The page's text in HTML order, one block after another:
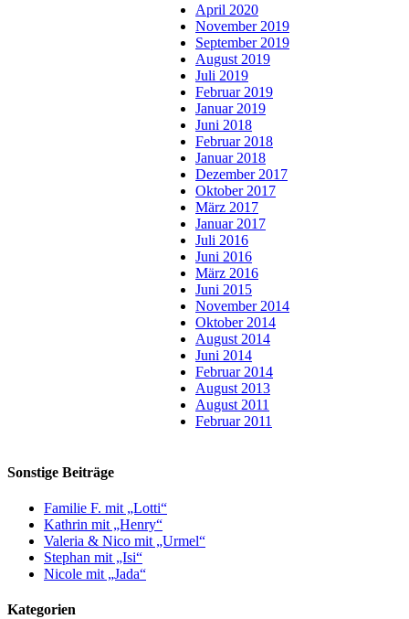
April 2020
November 2019
September 2019
August 2019
Juli 2019
Februar 2019
Januar 2019
Juni 2018
Februar 2018
Januar 2018
Dezember 2017
Oktober 2017
März 2017
Januar 2017
Juli 2016
Juni 2016
März 2016
Juni 2015
November 2014
Oktober 2014
August 2014
Juni 2014
Februar 2014
August 2013
August 2011
Februar 2011
Sonstige Beiträge
Familie F. mit „Lotti“
Kathrin mit „Henry“
Valeria & Nico mit „Urmel“
Stephan mit „Isi“
Nicole mit „Jada“
Kategorien